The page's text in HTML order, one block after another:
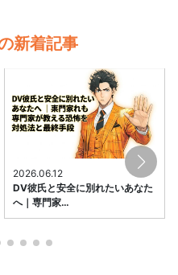
新着記事
2026.06.12
DV彼氏と安全に別れたいあなた
へ｜専門家…